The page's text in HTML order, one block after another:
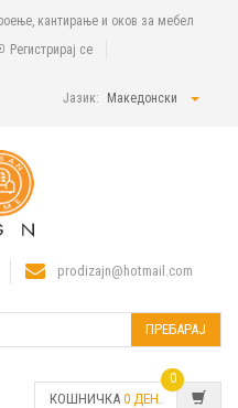
кантирање и оков за мебел
Регистрирај се
Јазик: Македонски
prodizajn@hotmail.com
ПРЕБАРАЈ
КОШНИЧКА 0 ДЕН.
0